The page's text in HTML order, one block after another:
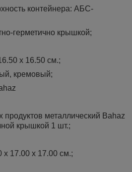
контейнера: АБС-
герметично крышкой;
х 16.50 см.;
кремовый;
продуктов металлический Bahaz
крышкой 1 шт.;
х 17.00 х 17.00 см.;